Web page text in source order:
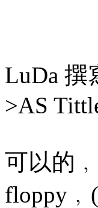
LuDa 撰
>AS
可以的